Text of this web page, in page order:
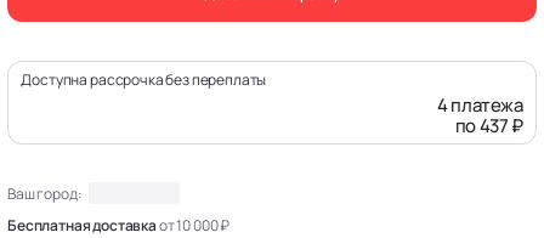
Доступна рассрочка без переплаты
4 платежа
по 437 ₽
Ваш город:
Бесплатная доставкаот 10 000 ₽